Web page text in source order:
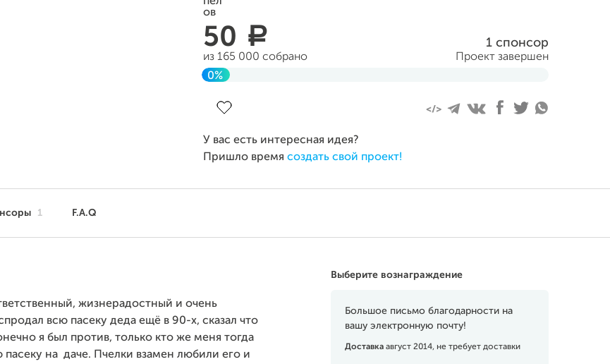
50 a
из 165 000 собрано
1 спонсор
Проект завершен
0%
У вас есть интересная идея?
Пришло время создать свой проект!
1 F.A.Q
Выберите вознаграждение
Большое письмо благодарности на
вашу электронную почту!
Доставка август 2014, не требует доставки
жизнерадостный и очень
всю пасеку деда ещё в 90-х, сказал что
я был против, только кто же меня тогда
на даче. Пчелки взамен любили его и